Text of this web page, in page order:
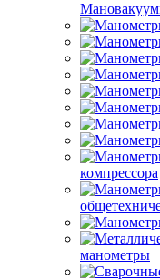
компрессора
манометры